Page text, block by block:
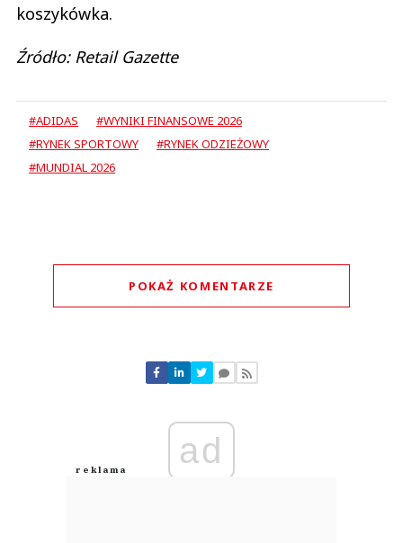
koszykówka.
Źródło: Retail Gazette
#ADIDAS
#WYNIKI FINANSOWE 2026
#RYNEK SPORTOWY
#RYNEK ODZIEŻOWY
#MUNDIAL 2026
POKAŻ KOMENTARZE
Nie znaleziono komentarzy
Zostaw swoje komentarze
Anuluj
ad